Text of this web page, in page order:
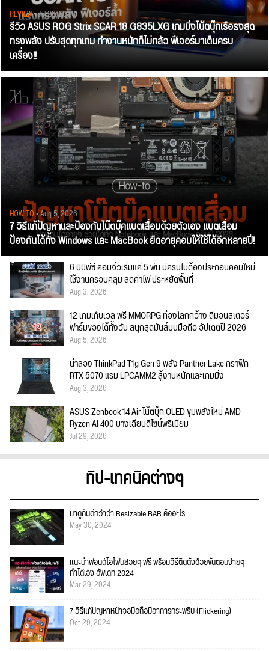
REVIEW• Jul 28, 2026
รีวิว ASUS ROG Strix SCAR 18 G835LXG เกมมิ่งโน้ตบุ๊กเรือธงสุด
ทรงพลัง ปรับสุดทุกเกม ทำงานหนักก็ไม่กลัว ฟีเจอร์มาเต็มครบ
เครื่อง!!
HOW TO• Aug 5, 2026
7 วิธีแก้ปัญหาและป้องกันโน๊ตบุ๊คแบตเสื่อมด้วยตัวเอง แบตเสื่อม
ป้องกันได้ทั้ง Windows และ MacBook ยืดอายุคอมให้ใช้ได้อีกหลายปี!
6 มินิพีซี คอมจิ๋วเริ่มแค่ 5 พัน มีครบไม่ต้องประกอบคอมใหม่
ใช้งานครอบคลุม ลดค่าไฟ ประหยัดพื้นที่
Aug 3, 2026
12 เกมเก็บเวล ฟรี MMORPG ท่องโลกกว้าง ตีมอนสเตอร์
ฟาร์มของได้ทั้งวัน สนุกสุดมันส์บนมือถือ อัปเดตปี 2026
Aug 5, 2026
น่าลอง ThinkPad T1g Gen 9 พลัง Panther Lake กราฟิก
RTX 5070 แรม LPCAMM2 สู้งานหนักและเกมมิ่ง
Aug 3, 2026
ASUS Zenbook 14 Air โน้ตบุ๊ก OLED ขุมพลังใหม่ AMD
Ryzen AI 400 บางเฉียบดีไซน์พรีเมียม
Jul 29, 2026
ทิป-เทคนิคต่างๆ
มาดูกันดีกว่าว่า Resizable BAR คืออะไร
May 30, 2024
แนะนำฟอนต์ไอโฟนสวยๆ ฟรี พร้อมวิธีติดตั้งด้วยขั้นตอนง่ายๆ
ทำได้เอง อัพเดท 2024
Mar 29, 2024
7 วิธีแก้ปัญหาหน้าจอมือถือมีอาการกระพริบ (Flickering)
Oct 29, 2024